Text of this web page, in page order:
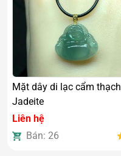
Mặt dây di lạc cẩm thạch
Jadeite
Liên hệ
Bán: 26